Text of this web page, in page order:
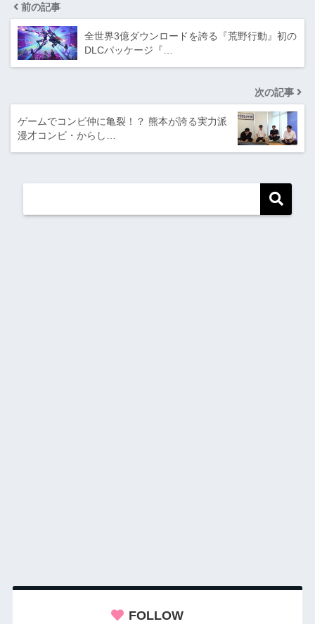
前の記事
全世界3億ダウンロードを誇る『荒野行動』初の
DLCパッケージ『…
次の記事
ゲームでコンビ仲に亀裂！？ 熊本が誇る実力派
漫才コンビ・からし…
FOLLOW